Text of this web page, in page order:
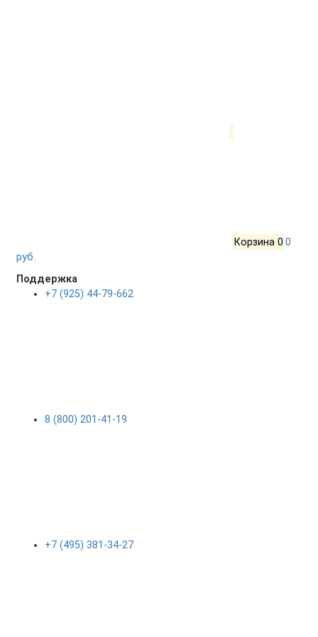
Корзина 0 0
руб.
Поддержка
+7 (925) 44-79-662
8 (800) 201-41-19
+7 (495) 381-34-27